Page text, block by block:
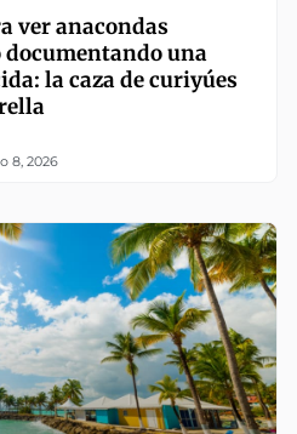
ver anacondas
una
la caza de curiyúes
8, 2026